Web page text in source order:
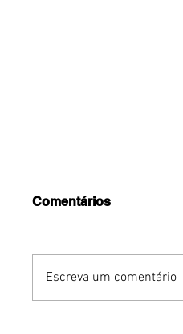
Comentários
Escreva um comentário